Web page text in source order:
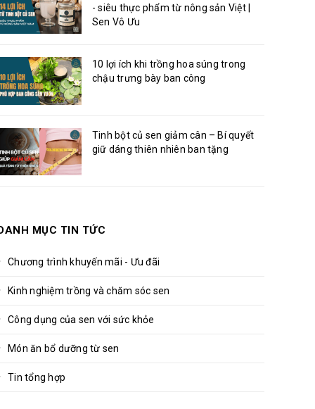
- siêu thực phẩm từ nông sản Việt |
Sen Vô Ưu
10 lợi ích khi trồng hoa súng trong
chậu trưng bày ban công
Tinh bột củ sen giảm cân – Bí quyết
giữ dáng thiên nhiên ban tặng
MỤC TIN TỨC
Chương trình khuyến mãi - Ưu đãi
Kinh nghiệm trồng và chăm sóc sen
Công dụng của sen với sức khỏe
Món ăn bổ dưỡng từ sen
Tin tổng hợp